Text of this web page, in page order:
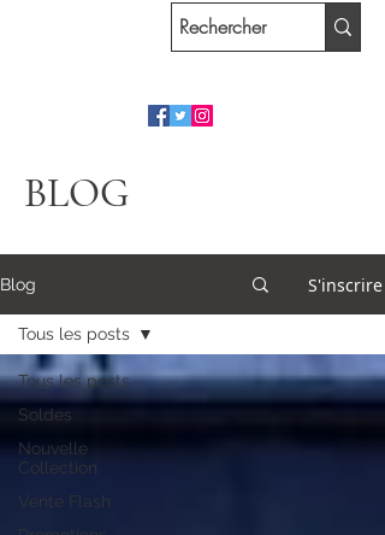
BLOG
Blog S'inscrire
Tous les posts
Soldes
Nouvelle
Collection
Vente Flash
Tous les posts